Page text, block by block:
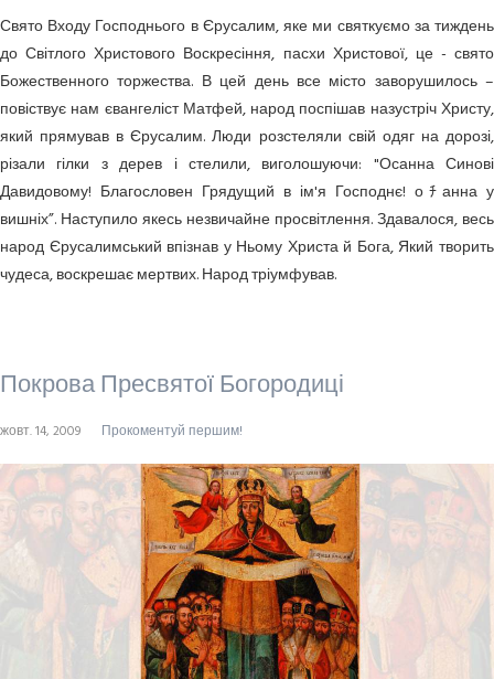
Свято Входу Господнього в Єрусалим, яке ми святкуємо за тиждень
до Світлого Христового Воскресіння, пасхи Христової, це - свято
Божественного торжества. В цей день все місто заворушилось –
повіствує нам євангеліст Матфей, народ поспішав назустріч Христу,
який прямував в Єрусалим. Люди розстеляли свій одяг на дорозі,
різали гілки з дерев і стелили, виголошуючи: "Осанна Синові
Давидовому! Благословен Грядущий в ім'я Господнє! оﾁанна у
вишніх”. Наступило якесь незвичайне просвітлення. Здавалося, весь
народ Єрусалимський впізнав у Ньому Христа й Бога, Який творить
чудеса, воскрешає мертвих. Народ тріумфував.
Покрова Пресвятої Богородиці
жовт. 14, 2009 Прокоментуй першим!